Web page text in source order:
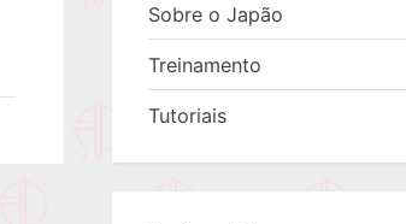
Sobre o Japão
Treinamento
Tutoriais